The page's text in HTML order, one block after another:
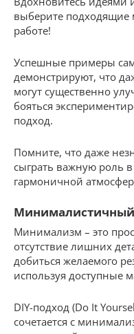
выберите подходящие
работе!
Успешные примеры
демонстрируют, что
могут существенно
бояться
подход.
Помните, что даже
сыграть важную роль
гармоничной
Минималистичный
Минимализм – это
отсутствие лишних
добиться желаемого
используя доступные
DIY-подход (Do It
сочетается с